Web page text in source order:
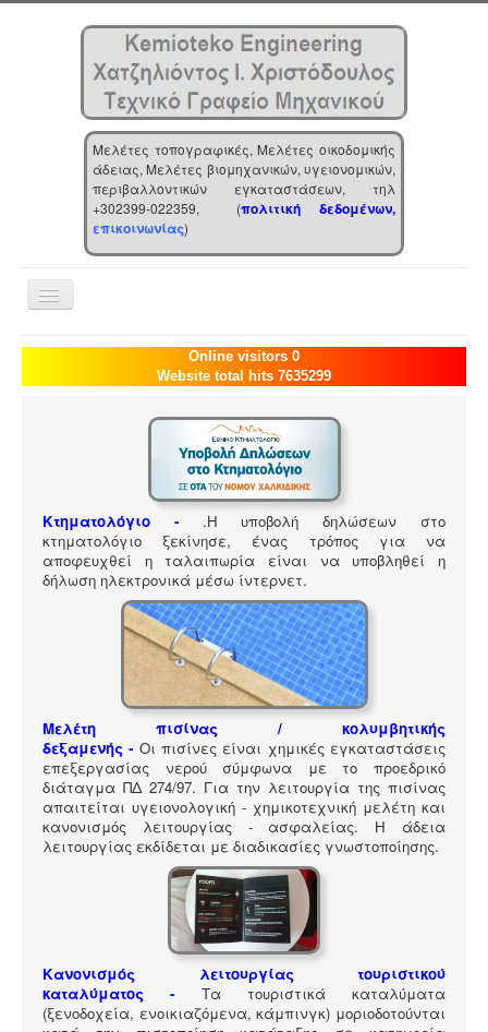
Μελέτες τοπογραφικές, Μελέτες οικοδομικής
άδειας, Μελέτες βιομηχανικών, υγειονομικών,
περιβαλλοντικών εγκαταστάσεων, τηλ
+302399-022359, (πολιτική δεδομένων,
επικοινωνίας)
Toggle
Navigation
Αρχική
Επιχείρηση
Αναζήτηση
Online visitors 0
Website total hits 7635299
Κτηματολόγιο - .Η υποβολή δηλώσεων στο
κτηματολόγιο ξεκίνησε, ένας τρόπος για να
αποφευχθεί η ταλαιπωρία είναι να υποβληθεί η
δήλωση ηλεκτρονικά μέσω ίντερνετ.
Μελέτη πισίνας / κολυμβητικής
δεξαμενής - Οι πισίνες είναι χημικές εγκαταστάσεις
επεξεργασίας νερού σύμφωνα με το προεδρικό
διάταγμα ΠΔ 274/97. Για την λειτουργία της πισίνας
απαιτείται υγειονολογική - χημικοτεχνική μελέτη και
κανονισμός λειτουργίας - ασφαλείας. Η άδεια
λειτουργίας εκδίδεται με διαδικασίες γνωστοποίησης.
Κανονισμός λειτουργίας τουριστικού
καταλύματος
- Τα τουριστικά καταλύματα
(ξενοδοχεία, ενοικιαζόμενα, κάμπινγκ) μοριοδοτούνται